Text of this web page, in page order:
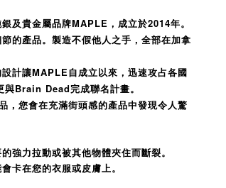
及貴金屬品牌MAPLE，成立於2014年。
的產品。製造不假他人之手，全部在加拿
計讓MAPLE自成立以來，迅速攻占各國
與Brain Dead完成聯名計畫。
，您會在充滿街頭感的產品中發現令人驚
強力拉動或被其他物體夾住而斷裂。
卡在您的衣服或皮膚上。